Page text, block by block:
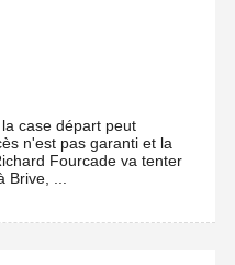
case départ peut
n'est pas garanti et la
Fourcade va tenter
...